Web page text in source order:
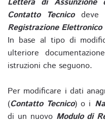
Contatto Tecnicodeve
Registrazione Elettronico
In base al tipo di
ulteriore
istruzioni che seguono.
Per modificare i dati
(Contatto Tecnico) o i
di un nuovo Modulo di